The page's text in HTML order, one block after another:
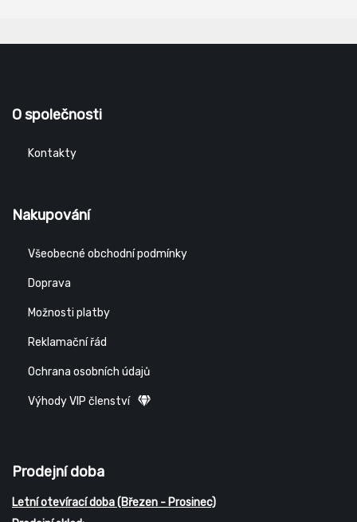
O společnosti
Kontakty
Nakupování
Všeobecné obchodní podmínky
Doprava
Možnosti platby
Reklamační řád
Ochrana osobních údajů
Výhody VIP členství
Prodejní doba
Letní otevírací doba (Březen - Prosinec)